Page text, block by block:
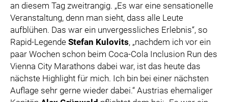
an diesem Tag zweitrangig. „Es war eine sensationelle
Veranstaltung, denn man sieht, dass alle Leute
aufblühen. Das war ein unvergessliches Erlebnis“, so
Rapid-Legende Stefan Kulovits, „nachdem ich vor ein
paar Wochen schon beim Coca-Cola Inclusion Run des
Vienna City Marathons dabei war, ist das heute das
nächste Highlight für mich. Ich bin bei einer nächsten
Auflage sehr gerne wieder dabei.“ Austrias ehemaliger